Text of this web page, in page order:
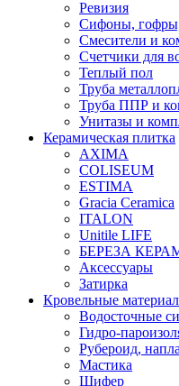
Ревизия
Сифоны,
Смесители и
Счетчики для
Теплый пол
Труба
Труба ППР и
Унитазы и
Керамическая плитка
AXIMA
COLISEUM
ESTIMA
Gracia Ceramica
ITALON
Unitile LIFE
БЕРЕЗА
Аксессуары
Затирка
Кровельные
Водосточные
Гидро-
Рубероид,
Мастика
Шифер